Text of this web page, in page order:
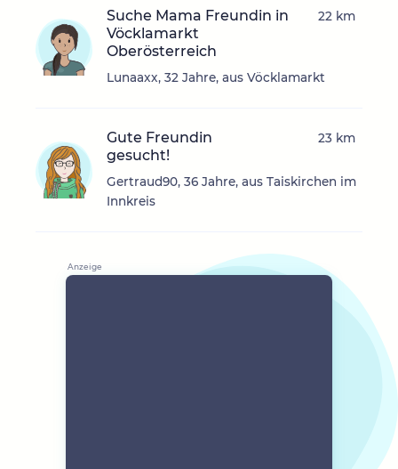
Suche Mama Freundin in
Vöcklamarkt
Oberösterreich
Lunaaxx, 32 Jahre, aus Vöcklamarkt
22 km
Gute Freundin
gesucht!
Gertraud90, 36 Jahre, aus Taiskirchen im
Innkreis
23 km